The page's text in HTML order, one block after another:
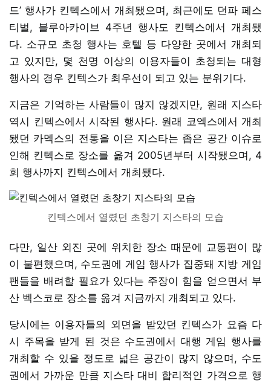
드’ 행사가 킨텍스에서 개최됐으며, 최근에도 던파 페스
티벌, 블루아카이브 4주년 행사도 킨텍스에서 개최됐
다. 소규모 초청 행사는 호텔 등 다양한 곳에서 개최되
고 있지만, 몇 천명 이상의 이용자들이 초청되는 대형
행사의 경우 킨텍스가 최우선이 되고 있는 분위기다.
지금은 기억하는 사람들이 많지 않겠지만, 원래 지스타
역시 킨텍스에서 시작된 행사다. 원래 코엑스에서 개최
됐던 카멕스의 전통을 이은 지스타는 좁은 공간 이슈로
인해 킨텍스로 장소를 옮겨 2005년부터 시작됐으며, 4
회 행사까지 킨텍스에서 개최됐다.
킨텍스에서 열렸던 초창기 지스타의 모습
다만, 일산 외진 곳에 위치한 장소 때문에 교통편이 많
이 불편했으며, 수도권에 게임 행사가 집중돼 지방 게임
팬들을 배려할 필요가 있다는 주장이 힘을 얻으면서 부
산 벡스코로 장소를 옮겨 지금까지 개최되고 있다.
당시에는 이용자들의 외면을 받았던 킨텍스가 요즘 다
시 주목을 받게 된 것은 수도권에서 대행 게임 행사를
개최할 수 있을 정도로 넓은 공간이 많지 않으며, 수도
권에서 가까운 만큼 지스타 대비 합리적인 가격으로 행